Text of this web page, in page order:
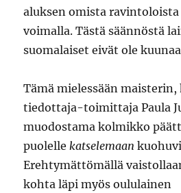
aluksen omista
voimalla. Tästä säännöstä
suomalaiset eivät ole
Tämä mielessään
tiedottaja-toimittaja Paula
muodostama kolmikko
puolellekatselemaan
Erehtymättömällä
kohta läpi myös oululainen